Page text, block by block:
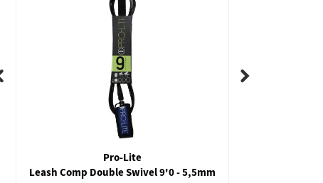
Pro-Lite
Leash Comp Double Swivel 9'0 - 5,5mm